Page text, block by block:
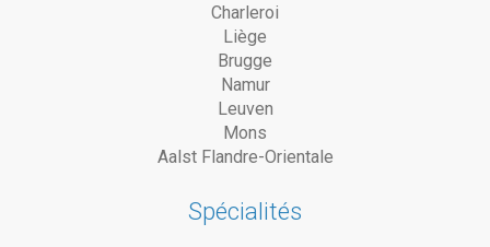
Charleroi
Liège
Brugge
Namur
Leuven
Mons
Aalst Flandre-Orientale
Spécialités